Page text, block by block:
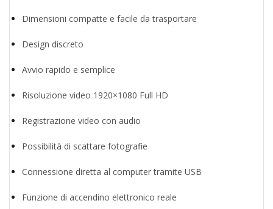
Dimensioni compatte e facile da trasportare
Design discreto
Avvio rapido e semplice
Risoluzione video 1920×1080 Full HD
Registrazione video con audio
Possibilità di scattare fotografie
Connessione diretta al computer tramite USB
Funzione di accendino elettronico reale